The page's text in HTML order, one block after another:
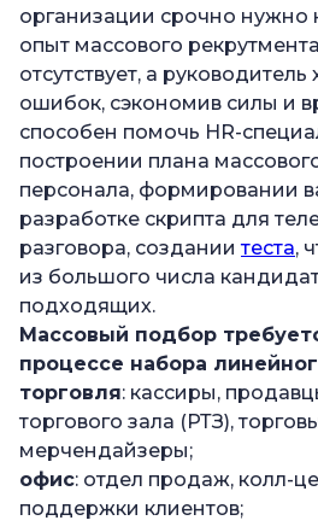
организации срочно нужно
опыт массового
отсутствует, а
ошибок, сэкономив силы и
способен помочь HR-
построении плана
персонала, формировании
разработке скрипта для
разговора, созданиитеста,
из большого числа
подходящих.
Массовый подбор
процессе набора
торговля: кассиры,
торгового зала (РТЗ),
мерчендайзеры;
офис: отдел продаж, колл-
поддержки клиентов;